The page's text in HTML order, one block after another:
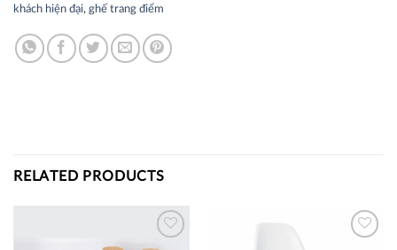
khách hiện đại, ghế trang điểm
RELATED PRODUCTS